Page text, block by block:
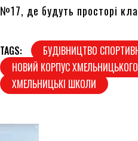
№17, де будуть просторі
TAGS: БУДІВНИЦТВО
НОВИЙ КОРПУС
ХМЕЛЬНИЦЬКІ ШКОЛИ